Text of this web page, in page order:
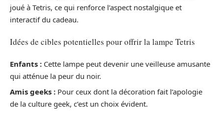
joué à Tetris, ce qui renforce l’aspect nostalgique et
interactif du cadeau.
Idées de cibles potentielles pour offrir la lampe Tetris
Enfants : Cette lampe peut devenir une veilleuse amusante
qui atténue la peur du noir.
Amis geeks : Pour ceux dont la décoration fait l’apologie
de la culture geek, c’est un choix évident.